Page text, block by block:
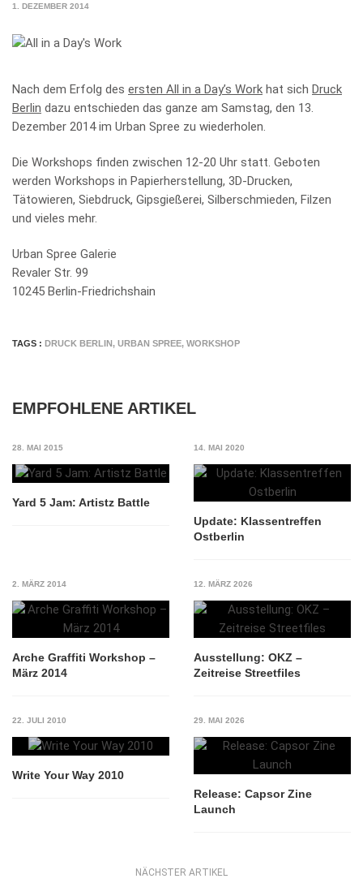
1. DEZEMBER 2014
Nach dem Erfolg des ersten All in a Day’s Work hat sich Druck
Berlin dazu entschieden das ganze am Samstag, den 13.
Dezember 2014 im Urban Spree zu wiederholen.
Die Workshops finden zwischen 12-20 Uhr statt. Geboten
werden Workshops in Papierherstellung, 3D-Drucken,
Tätowieren, Siebdruck, Gipsgießerei, Silberschmieden, Filzen
und vieles mehr.
Urban Spree Galerie
Revaler Str. 99
10245 Berlin-Friedrichshain
TAGS : DRUCK BERLIN, URBAN SPREE, WORKSHOP
EMPFOHLENE ARTIKEL
28. MAI 2015
Yard 5 Jam: Artistz Battle
14. MAI 2020
Update: Klassentreffen
Ostberlin
2. MÄRZ 2014
Arche Graffiti Workshop –
März 2014
12. MÄRZ 2026
Ausstellung: OKZ –
Zeitreise Streetfiles
22. JULI 2010
Write Your Way 2010
29. MAI 2026
Release: Capsor Zine
Launch
NÄCHSTER ARTIKEL